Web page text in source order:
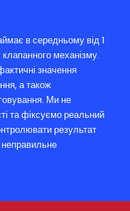
в середньому від 1
механізму.
значення
а також
Ми не
та фіксуємо реальний
результат